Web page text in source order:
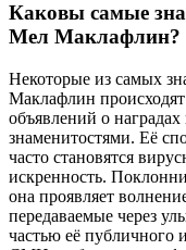
Каковы самые
Мел Маклафлин?
Некоторые из самых
Маклафлин
объявлений о
знаменитостями. Её
часто становятся
искренность.
она проявляет
передаваемые через
частью её публичного